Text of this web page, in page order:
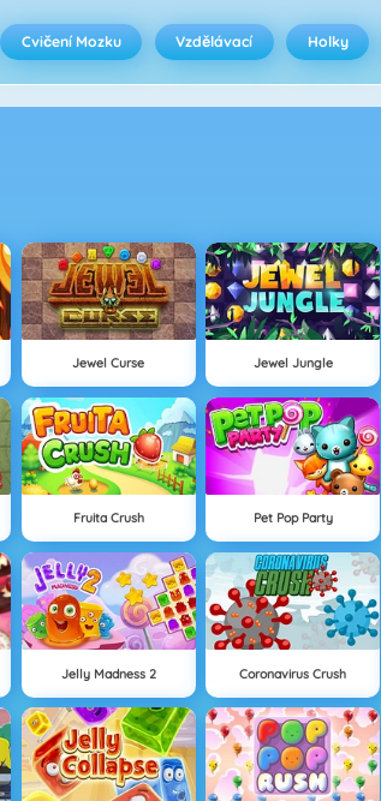
Cvičení Mozku Vzdělávací Holky
Jewel Curse Jewel Jungle
Fruita Crush Pet Pop Party
Jelly Madness 2 Coronavirus Crush